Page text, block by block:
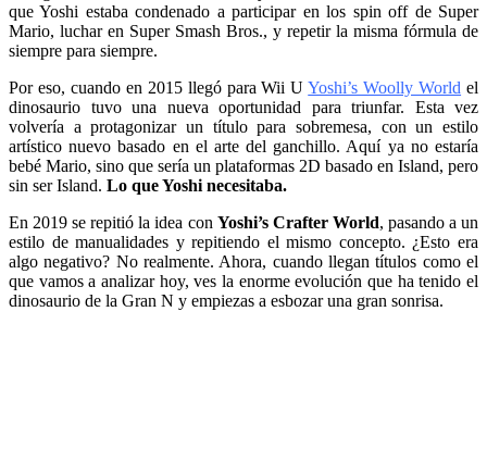
que Yoshi estaba condenado a participar en los spin off de Super
Mario, luchar en Super Smash Bros., y repetir la misma fórmula de
siempre para siempre.
Por eso, cuando en 2015 llegó para Wii UYoshi’s Woolly World el
dinosaurio tuvo una nueva oportunidad para triunfar. Esta vez
volvería a protagonizar un título para sobremesa, con un estilo
artístico nuevo basado en el arte del ganchillo. Aquí ya no estaría
bebé Mario, sino que sería un plataformas 2D basado en Island, pero
sin ser Island. Lo que Yoshi necesitaba.
En 2019 se repitió la idea con Yoshi’s Crafter World, pasando a un
estilo de manualidades y repitiendo el mismo concepto. ¿Esto era
algo negativo? No realmente. Ahora, cuando llegan títulos como el
que vamos a analizar hoy, ves la enorme evolución que ha tenido el
dinosaurio de la Gran N y empiezas a esbozar una gran sonrisa.